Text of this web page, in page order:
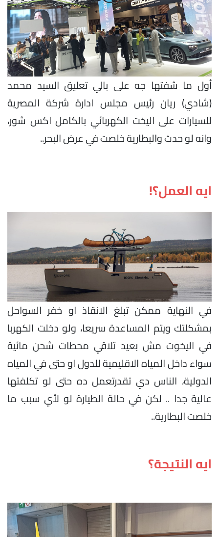
أول ما شفتها جه على بالي تعليق السيد محمد
(شادي) ريان رئيس مجلس ادارة شركة المصرية
للسيارات على اليخت الكهربائي بالكامل اكس شور،
وانه لو حدث والبطارية خلصت في عرض البحر..
ايه العمل؟!
في النهاية ممكن تبلغ الانقاذ او خفر السواحل
بمشكلتك ويتم المساعدة سريعا، ولو دخلت الكهربا
في اليخوت مش بعيد تلاقي محطات شحن مائية
سواء داخل المياه الاقليمية للدول او حتى في المياه
الدولية، الناس دي تقدرتعمل ده حتى لو تكلفتها
عالية جدا .. لكن في حالة الطيارة لو لأي سبب ما
خلصت البطارية..
ايه النتيجة؟